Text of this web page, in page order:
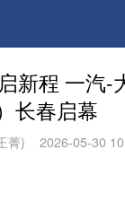
新程 一汽-
长春启幕
菁) 2026-05-30